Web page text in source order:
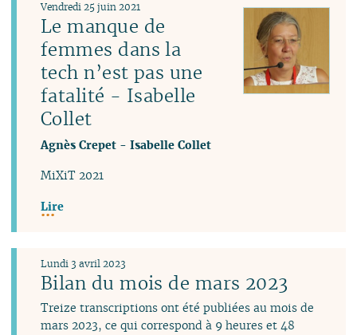
Le manque de
femmes dans la
tech n’est pas une
fatalité - Isabelle
Collet
Vendredi 25 juin 2021
Agnès Crepet -Isabelle Collet
MiXiT 2021
Lire
Bilan du mois de mars 2023
Lundi 3 avril 2023
Treize transcriptions ont été publiées au mois de
mars 2023, ce qui correspond à 9 heures et 48